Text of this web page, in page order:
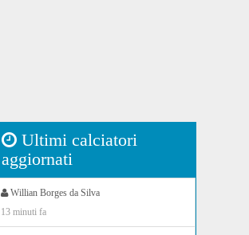
Ultimi calciatori
aggiornati
Willian Borges da Silva
13 minuti fa